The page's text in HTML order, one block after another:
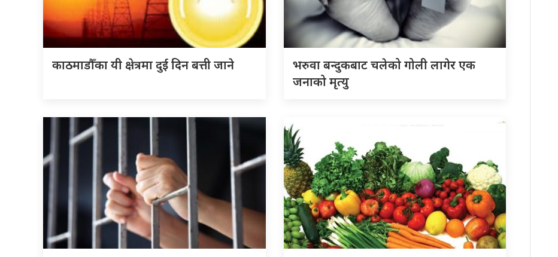
काठमाडौँका यी क्षेत्रमा दुई दिन बत्ती जाने
भरुवा बन्दुकबाट चलेको गोली लागेर एक
जनाको मृत्यु